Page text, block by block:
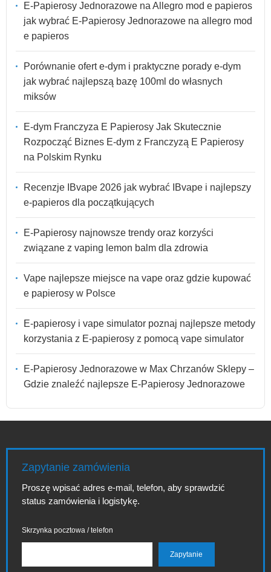
E-Papierosy Jednorazowe na Allegro mod e papieros
jak wybrać E-Papierosy Jednorazowe na allegro mod
e papieros
Porównanie ofert e-dym i praktyczne porady e-dym
jak wybrać najlepszą bazę 100ml do własnych
miksów
E-dym Franczyza E Papierosy Jak Skutecznie
Rozpocząć Biznes E-dym z Franczyzą E Papierosy
na Polskim Rynku
Recenzje IBvape 2026 jak wybrać IBvape i najlepszy
e-papieros dla początkujących
E-Papierosy najnowsze trendy oraz korzyści
związane z vaping lemon balm dla zdrowia
Vape najlepsze miejsce na vape oraz gdzie kupować
e papierosy w Polsce
E-papierosy i vape simulator poznaj najlepsze metody
korzystania z E-papierosy z pomocą vape simulator
E-Papierosy Jednorazowe w Max Chrzanów Sklepy –
Gdzie znaleźć najlepsze E-Papierosy Jednorazowe
Zapytanie zamówienia
Proszę wpisać adres e-mail, telefon, aby sprawdzić
status zamówienia i logistykę.
Skrzynka pocztowa / telefon